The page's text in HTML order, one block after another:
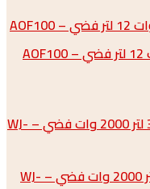
سعر ايرفراير سوكاني قلاية كهربائية 3 لتر 2000 وات فضي – WJ-